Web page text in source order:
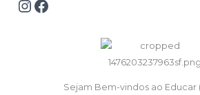
Sejam Bem-vindos ao Educar